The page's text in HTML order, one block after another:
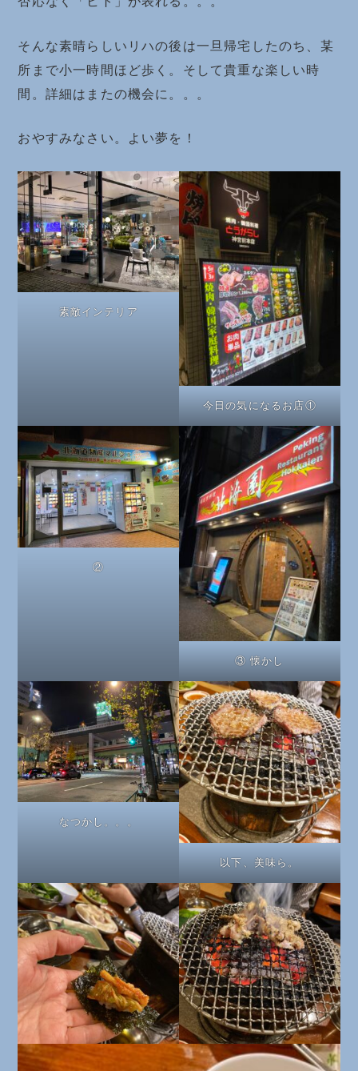
そんな素晴らしいリハの後は一旦帰宅したのち、某
所まで小一時間ほど歩く。そして貴重な楽しい時
間。詳細はまたの機会に。。。
おやすみなさい。よい夢を！
素敵インテリア
今日の気になるお店①
②
③ 懐かし
なつかし。。。
以下、美味ら。